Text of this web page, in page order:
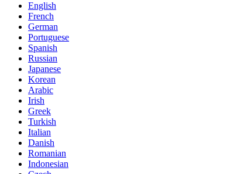
English
French
German
Portuguese
Spanish
Russian
Japanese
Korean
Arabic
Irish
Greek
Turkish
Italian
Danish
Romanian
Indonesian